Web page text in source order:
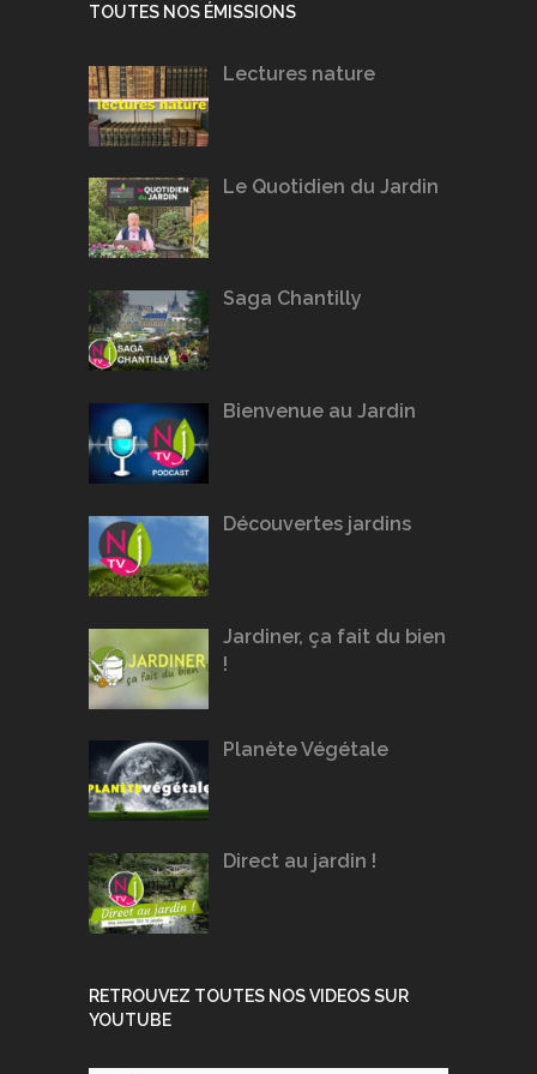
TOUTES NOS ÉMISSIONS
Lectures nature
Le Quotidien du Jardin
Saga Chantilly
Bienvenue au Jardin
Découvertes jardins
Jardiner, ça fait du bien
!
Planète Végétale
Direct au jardin !
RETROUVEZ TOUTES NOS VIDEOS SUR
YOUTUBE